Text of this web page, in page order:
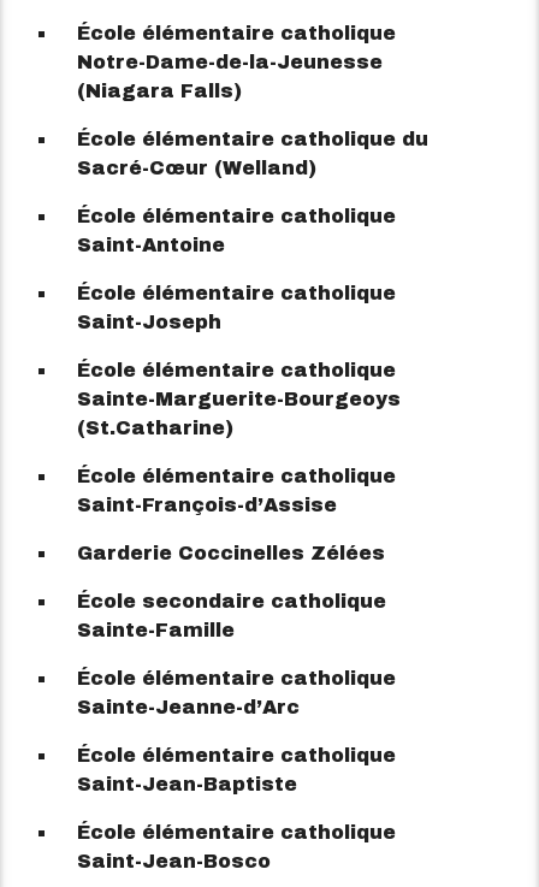
École élémentaire catholique
Notre-Dame-de-la-Jeunesse
(Niagara Falls)
École élémentaire catholique du
Sacré-Cœur (Welland)
École élémentaire catholique
Saint-Antoine
École élémentaire catholique
Saint-Joseph
École élémentaire catholique
Sainte-Marguerite-Bourgeoys
(St.Catharine)
École élémentaire catholique
Saint-François-d’Assise
Garderie Coccinelles Zélées
École secondaire catholique
Sainte-Famille
École élémentaire catholique
Sainte-Jeanne-d’Arc
École élémentaire catholique
Saint-Jean-Baptiste
École élémentaire catholique
Saint-Jean-Bosco